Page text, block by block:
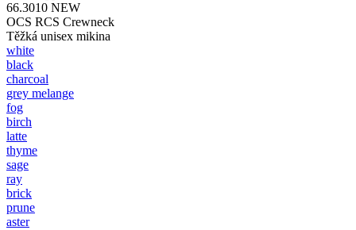
66.3010 NEW
OCS RCS Crewneck
Těžká unisex mikina
white
black
charcoal
grey melange
fog
birch
latte
thyme
sage
ray
brick
prune
aster